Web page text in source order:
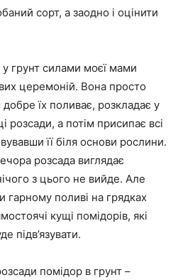
сорт, а заодно і оцінити
у грунт силами моєї мами
церемоній. Вона просто
добре їх поливає, розкладає у
розсади, а потім присипає всі
її біля основи рослини.
розсада виглядає
з цього не вийде. Але
гарному поливі на грядках
кущі помідорів, які
підв’язувати.
помідор в грунт –